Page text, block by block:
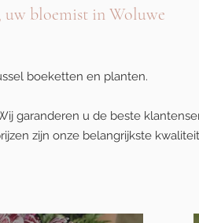
bloemist in Woluwe
boeketten en planten.
garanderen u de beste
zijn onze belangrijkste